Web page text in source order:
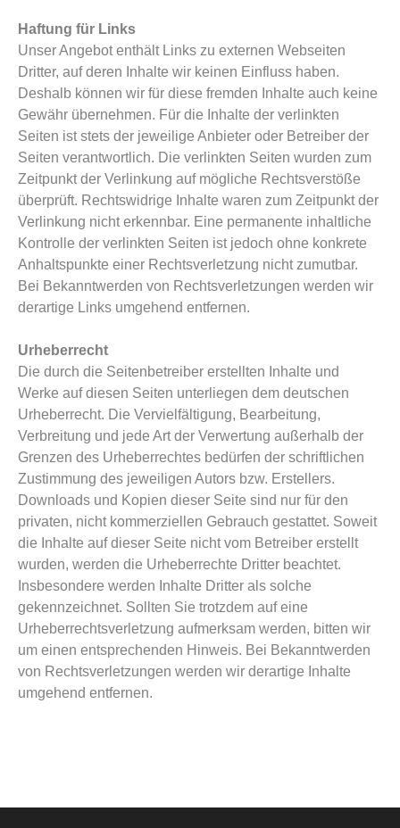
Haftung für Links
Unser Angebot enthält Links zu externen Webseiten
Dritter, auf deren Inhalte wir keinen Einfluss haben.
Deshalb können wir für diese fremden Inhalte auch keine
Gewähr übernehmen. Für die Inhalte der verlinkten
Seiten ist stets der jeweilige Anbieter oder Betreiber der
Seiten verantwortlich. Die verlinkten Seiten wurden zum
Zeitpunkt der Verlinkung auf mögliche Rechtsverstöße
überprüft. Rechtswidrige Inhalte waren zum Zeitpunkt der
Verlinkung nicht erkennbar. Eine permanente inhaltliche
Kontrolle der verlinkten Seiten ist jedoch ohne konkrete
Anhaltspunkte einer Rechtsverletzung nicht zumutbar.
Bei Bekanntwerden von Rechtsverletzungen werden wir
derartige Links umgehend entfernen.
Urheberrecht
Die durch die Seitenbetreiber erstellten Inhalte und
Werke auf diesen Seiten unterliegen dem deutschen
Urheberrecht. Die Vervielfältigung, Bearbeitung,
Verbreitung und jede Art der Verwertung außerhalb der
Grenzen des Urheberrechtes bedürfen der schriftlichen
Zustimmung des jeweiligen Autors bzw. Erstellers.
Downloads und Kopien dieser Seite sind nur für den
privaten, nicht kommerziellen Gebrauch gestattet. Soweit
die Inhalte auf dieser Seite nicht vom Betreiber erstellt
wurden, werden die Urheberrechte Dritter beachtet.
Insbesondere werden Inhalte Dritter als solche
gekennzeichnet. Sollten Sie trotzdem auf eine
Urheberrechtsverletzung aufmerksam werden, bitten wir
um einen entsprechenden Hinweis. Bei Bekanntwerden
von Rechtsverletzungen werden wir derartige Inhalte
umgehend entfernen.